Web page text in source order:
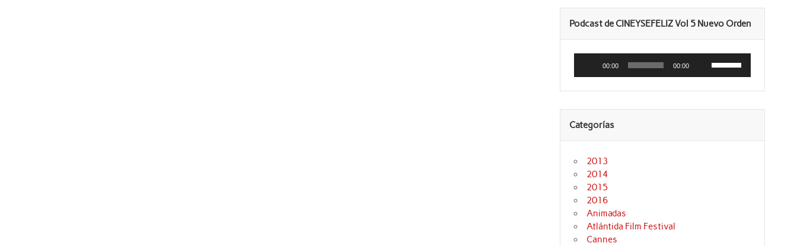
Podcast de CINEYSEFELIZ Vol 5 Nuevo Orden
Reproductor
audio
00:00 00:00
las
teclas
flecha
para
Categorías
2013
2014
2015
2016
Animadas
Atlántida Film Festival
Cannes